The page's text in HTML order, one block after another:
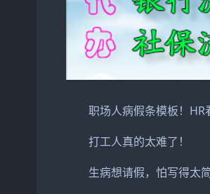
职场人病假条模板！HR
打工人真的太难了！
生病想请假，怕写得太简